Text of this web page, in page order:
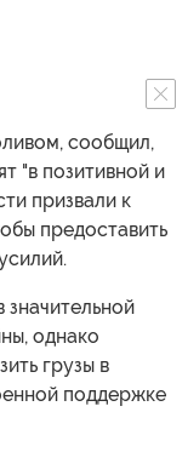
сообщил,
"в позитивной и
призвали к
предоставить
значительной
однако
грузы в
поддержке